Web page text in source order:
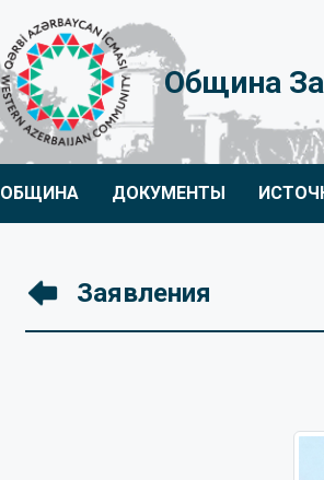
Община
ОБЩИНА ДОКУМЕНТЫ
Заявления